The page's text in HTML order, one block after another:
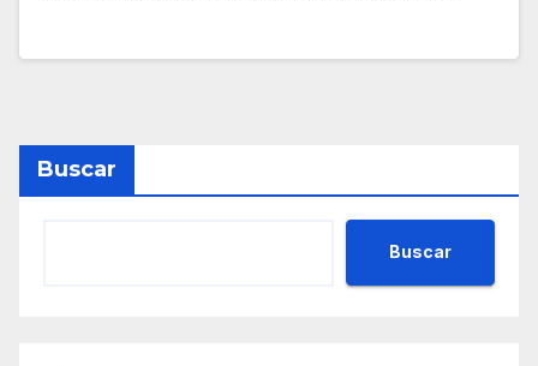
Buscar
Buscar